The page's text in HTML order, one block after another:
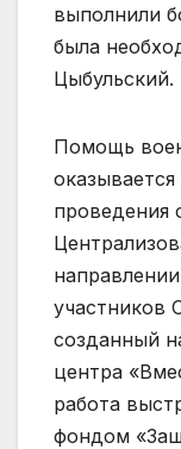
выполнили
была
Цыбульский.
Помощь
проведения
участников
созданный
центра
работа
фондом